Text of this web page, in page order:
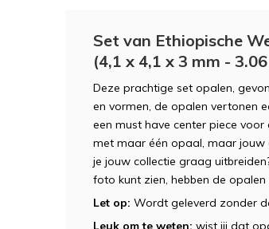
Set van Ethiopische
(4,1 x 4,1 x 3 mm -
Deze prachtige set opalen,
en vormen, de opalen vertonen
een must have center piece
met maar één opaal, maar jouw
je jouw collectie graag
foto kunt zien, hebben de
Let op: Wordt geleverd zonder
Leuk om te weten: wist jij dat